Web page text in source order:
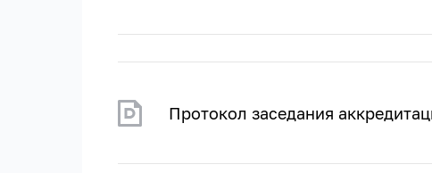
Протокол заседания